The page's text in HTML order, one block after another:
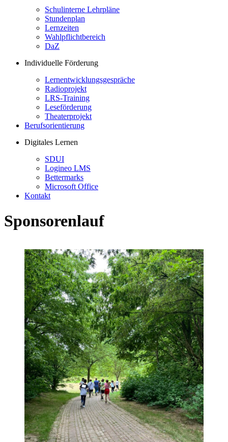
Schulinterne Lehrpläne
Stundenplan
Lernzeiten
Wahlpflichtbereich
DaZ
Individuelle Förderung
Lernentwicklungsgespräche
Radioprojekt
LRS-Training
Leseförderung
Theaterprojekt
Berufsorientierung
Digitales Lernen
SDUI
Logineo LMS
Bettermarks
Microsoft Office
Kontakt
Sponsorenlauf